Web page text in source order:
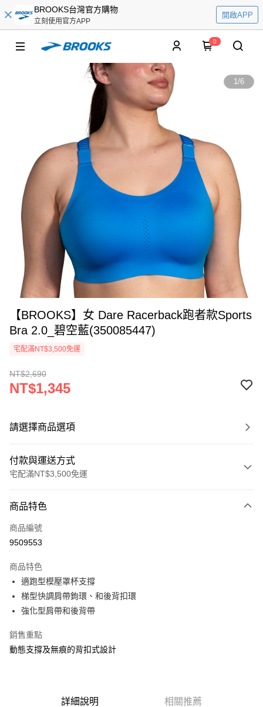
BROOKS台灣官方購物
立刻使用官方APP
開啟APP
0
1/6
【BROOKS】女 Dare Racerback跑者款Sports
Bra 2.0_碧空藍(350085447)
宅配滿NT$3,500免運
NT$2,690
NT$1,345
請選擇商品選項
付款與運送方式
宅配滿NT$3,500免運
信用卡一次付款
ATM付款
運送方式
宅配
每筆NT$100，滿NT$3,500(含以上)免運費
商品特色
商品編號
9509553
商品特色
適跑型模壓罩杯支撐
梯型快調肩帶鉤環、和後背扣環
強化型肩帶和後背帶
銷售重點
動態支撐及無痕的背扣式設計
詳細說明 相關推薦